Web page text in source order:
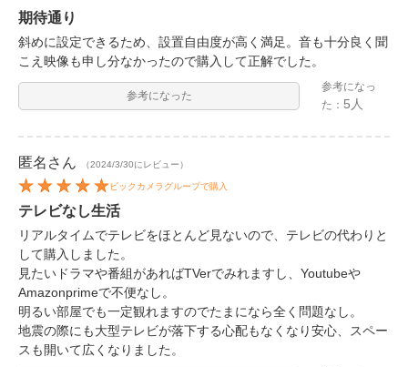
期待通り
斜めに設定できるため、設置自由度が高く満足。音も十分良く聞
こえ映像も申し分なかったので購入して正解でした。
参考になった
参考になっ
た： 5人
匿名 さん （2024/3/30にレビュー）
ビックカメラグループで購入
テレビなし生活
リアルタイムでテレビをほとんど見ないので、テレビの代わりと
して購入しました。
見たいドラマや番組があればTVerでみれますし、Youtubeや
Amazonprimeで不便なし。
明るい部屋でも一定観れますのでたまになら全く問題なし。
地震の際にも大型テレビが落下する心配もなくなり安心、スペー
スも開いて広くなりました。